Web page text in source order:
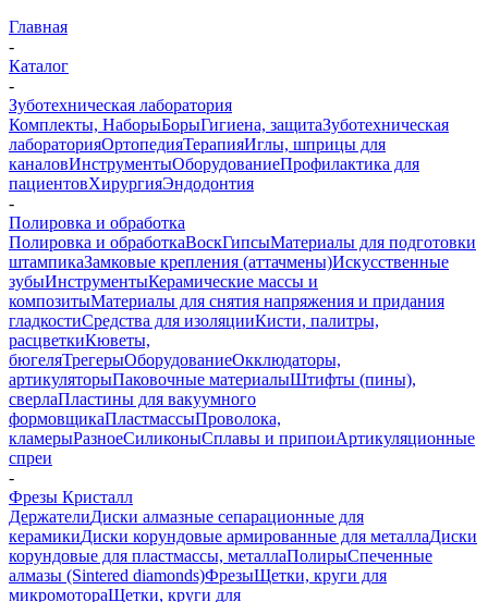
Главная
-
Каталог
-
Зуботехническая лаборатория
Комплекты, НаборыБорыГигиена, защитаЗуботехническая
лабораторияОртопедияТерапияИглы, шприцы для
каналовИнструментыОборудованиеПрофилактика для
пациентовХирургияЭндодонтия
-
Полировка и обработка
Полировка и обработкаВоскГипсыМатериалы для подготовки
штампикаЗамковые крепления (аттачмены)Искусственные
зубыИнструментыКерамические массы и
композитыМатериалы для снятия напряжения и придания
гладкостиСредства для изоляцииКисти, палитры,
расцветкиКюветы,
бюгеляТрегерыОборудованиеОкклюдаторы,
артикуляторыПаковочные материалыШтифты (пины),
сверлаПластины для вакуумного
формовщикаПластмассыПроволока,
кламерыРазноеСиликоныСплавы и припоиАртикуляционные
спреи
-
Фрезы Кристалл
ДержателиДиски алмазные сепарационные для
керамикиДиски корундовые армированные для металлаДиски
корундовые для пластмассы, металлаПолирыСпеченные
алмазы (Sintered diamonds)ФрезыЩетки, круги для
микромотораЩетки, круги для